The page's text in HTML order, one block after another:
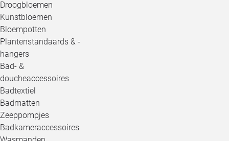
Droogbloemen
Kunstbloemen
Bloempotten
Plantenstandaards & -
hangers
Bad- &
doucheaccessoires
Badtextiel
Badmatten
Zeeppompjes
Badkameraccessoires